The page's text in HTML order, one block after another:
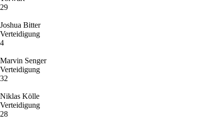
29
Joshua Bitter
Verteidigung
4
Marvin Senger
Verteidigung
32
Niklas Kölle
Verteidigung
28